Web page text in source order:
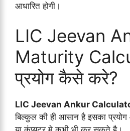
आधारित होगी।
LIC Jeevan
Maturity
प्रयोग कैसे करे?
LIC Jeevan Ankur
बिल्कुल की ही आसान है इसका